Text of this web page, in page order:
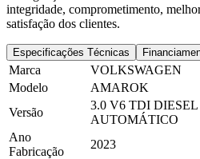
integridade, comprometimento,
satisfação dos clientes.
Especificações Técnicas
Marca
VOLKSWAGEN
Modelo
AMAROK
Versão
3.0 V6 TDI
AUTOMÁTICO
Ano
Fabricação
2023